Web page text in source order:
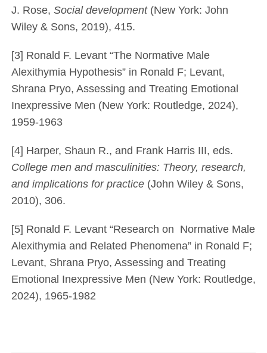
J. Rose, Social development(New York: John
Wiley & Sons, 2019), 415.
[3] Ronald F. Levant “The Normative Male
Alexithymia Hypothesis” in Ronald F; Levant,
Shrana Pryo, Assessing and Treating Emotional
Inexpressive Men (New York: Routledge, 2024),
1959-1963
[4] Harper, Shaun R., and Frank Harris III, eds.
College men and masculinities: Theory, research,
and implications for practice(John Wiley & Sons,
2010), 306.
[5] Ronald F. Levant “Research on Normative Male
Alexithymia and Related Phenomena” in Ronald F;
Levant, Shrana Pryo, Assessing and Treating
Emotional Inexpressive Men (New York: Routledge,
2024), 1965-1982